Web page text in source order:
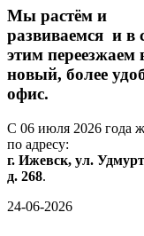
Мы растём и
развиваемся и в
этим переезжаем
новый, более
офис.
С 06 июля 2026 года
по адресу:
г. Ижевск, ул.
д. 268.
24-06-2026